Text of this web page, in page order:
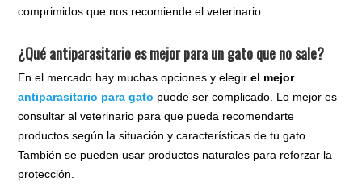
comprimidos que nos recomiende el veterinario.
¿Qué antiparasitario es mejor para un gato que no sale?
En el mercado hay muchas opciones y elegirel mejor
antiparasitario para gato puede ser complicado. Lo mejor es
consultar al veterinario para que pueda recomendarte
productos según la situación y características de tu gato.
También se pueden usar productos naturales para reforzar la
protección.